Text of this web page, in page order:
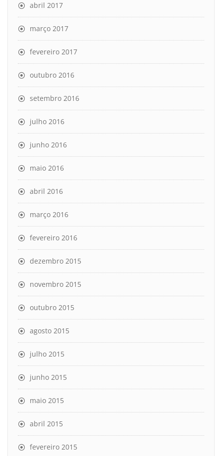
abril 2017
março 2017
fevereiro 2017
outubro 2016
setembro 2016
julho 2016
junho 2016
maio 2016
abril 2016
março 2016
fevereiro 2016
dezembro 2015
novembro 2015
outubro 2015
agosto 2015
julho 2015
junho 2015
maio 2015
abril 2015
fevereiro 2015